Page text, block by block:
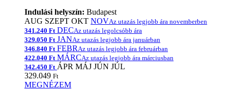
Indulási helyszín: Budapest
AUG SZEPT OKT NOVAz utazás legjobb ára novemberben
341.240 Ft DECAz utazás legolcsóbb ára
329.050 Ft JANAz utazás legjobb ára januárban
346.840 Ft FEBRAz utazás legjobb ára februárban
422.040 Ft MÁRCAz utazás legjobb ára márciusban
342.450 Ft ÁPR MÁJ JÚN JÚL
329.049 Ft
MEGNÉZEM